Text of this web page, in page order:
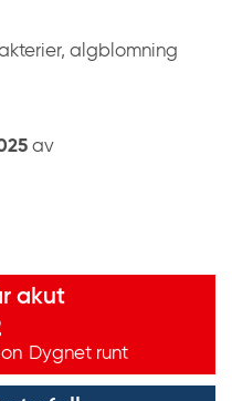
algblomning
av
akut
Dygnet runt